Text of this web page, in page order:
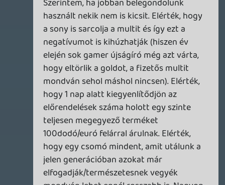
csavar 2013.06.22 10:11:40 #0a3lq
Uraim, le a kalappal! Ez egy igazi és
értelmes "kerekasztal" beszélgetés volt.
Szuper módon körbejártátok a témát!
Bölcs dolog volt megosztani 😉
2013.06.22 10:10:27 #0a3lp
Olyan szempontból jó a kötelező Kinect,
hogy így a fejlesztők kapásból
számolhatnak vele és írhatnak rá
kiegészítő funkciókat az összes játékhoz,
mint pl. a Forza 4-es fejkövetés vagy a
Halo CE: Anniversary-s szkennelés. Nem
hiszem, hogy ez túl bonyolult/költséges
lenne számukra, viszont eddig